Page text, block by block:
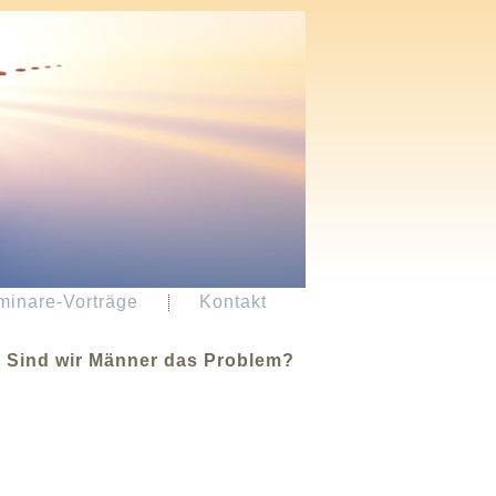
Vorträge Kontakt
Sind wir Männer das Problem?